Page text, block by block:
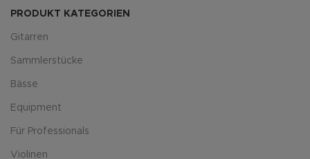
PRODUKT KATEGORIEN
Gitarren
Sammlerstücke
Bässe
Equipment
Für Professionals
Violinen